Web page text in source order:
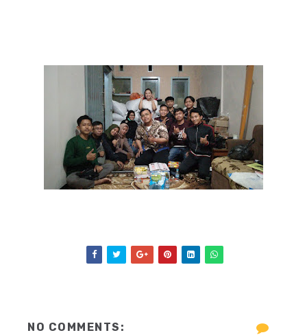
NO COMMENTS: